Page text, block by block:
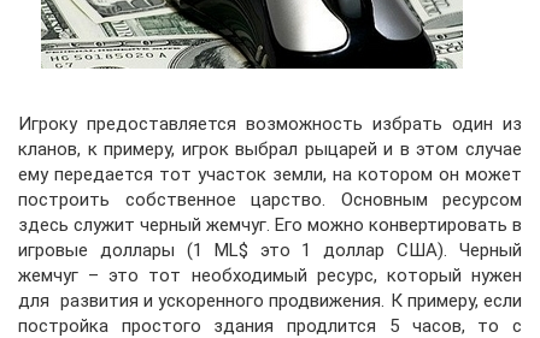
Игроку предоставляется возможность избрать один из
кланов, к примеру, игрок выбрал рыцарей и в этом случае
ему передается тот участок земли, на котором он может
построить собственное царство. Основным ресурсом
здесь служит черный жемчуг. Его можно конвертировать в
игровые доллары (1 ML$ это 1 доллар США). Черный
жемчуг – это тот необходимый ресурс, который нужен
для развития и ускоренного продвижения. К примеру, если
постройка простого здания продлится 5 часов, то с